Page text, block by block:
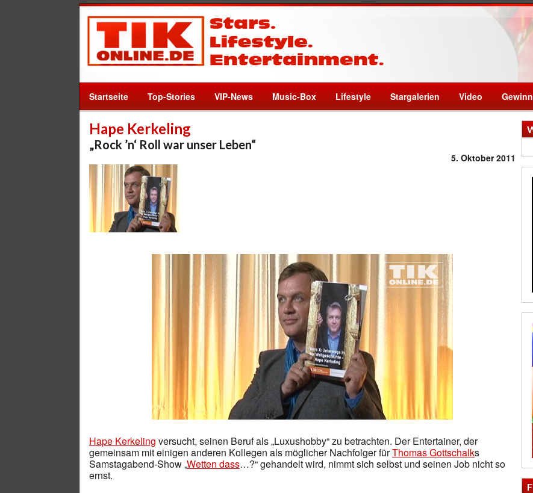
Startseite Top-Stories VIP-News Music-Box Lifestyle Stargalerien Video
Hape Kerkeling
„Rock ’n‘ Roll war unser Leben“
5. Oktober 2011
Hape Kerkeling versucht, seinen Beruf als „Luxushobby“ zu betrachten. Der Entertainer, der
gemeinsam mit einigen anderen Kollegen als möglicher Nachfolger fürThomas Gottschalks
Samstagabend-Show „Wetten dass…?“ gehandelt wird, nimmt sich selbst und seinen Job nicht so
ernst.